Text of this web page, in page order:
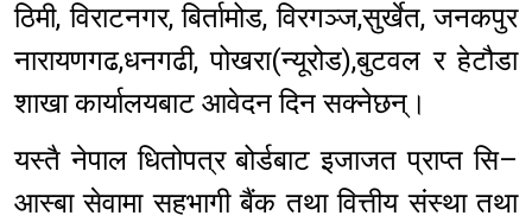
ठिमी, विराटनगर, बिर्तामोड, विरगञ्ज,सुर्खेत, जनकपुर
नारायणगढ,धनगढी, पोखरा(न्यूरोड),बुटवल र हेटौडा
शाखा कार्यालयबाट आवेदन दिन सक्नेछन्।
यस्तै नेपाल धितोपत्र बोर्डबाट इजाजत प्राप्त सि–
आस्बा सेवामा सहभागी बैंक तथा वित्तीय संस्था तथा